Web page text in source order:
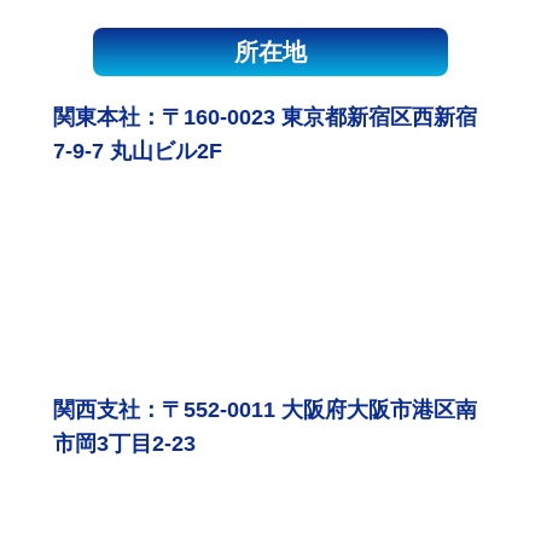
所在地
関東本社：〒160-0023 東京都新宿区西新宿
7-9-7 丸山ビル2F
関西支社：〒552-0011 大阪府大阪市港区南
市岡3丁目2-23